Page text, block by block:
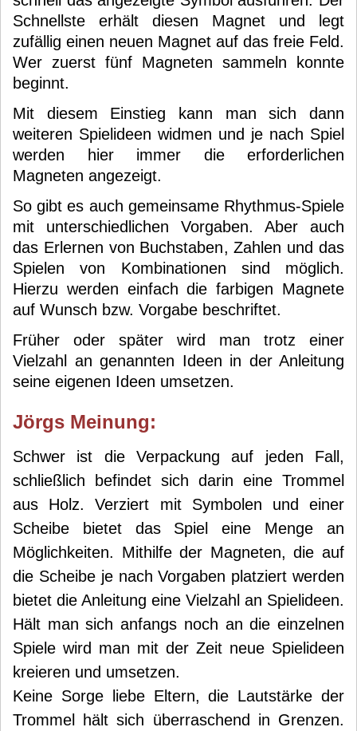
Schnellste erhält diesen Magnet und legt
zufällig einen neuen Magnet auf das freie Feld.
Wer zuerst fünf Magneten sammeln konnte
beginnt.
Mit diesem Einstieg kann man sich dann
weiteren Spielideen widmen und je nach Spiel
werden hier immer die erforderlichen
Magneten angezeigt.
So gibt es auch gemeinsame Rhythmus-Spiele
mit unterschiedlichen Vorgaben. Aber auch
das Erlernen von Buchstaben, Zahlen und das
Spielen von Kombinationen sind möglich.
Hierzu werden einfach die farbigen Magnete
auf Wunsch bzw. Vorgabe beschriftet.
Früher oder später wird man trotz einer
Vielzahl an genannten Ideen in der Anleitung
seine eigenen Ideen umsetzen.
Jörgs Meinung:
Schwer ist die Verpackung auf jeden Fall,
schließlich befindet sich darin eine Trommel
aus Holz. Verziert mit Symbolen und einer
Scheibe bietet das Spiel eine Menge an
Möglichkeiten. Mithilfe der Magneten, die auf
die Scheibe je nach Vorgaben platziert werden
bietet die Anleitung eine Vielzahl an Spielideen.
Hält man sich anfangs noch an die einzelnen
Spiele wird man mit der Zeit neue Spielideen
kreieren und umsetzen.
Keine Sorge liebe Eltern, die Lautstärke der
Trommel hält sich überraschend in Grenzen.